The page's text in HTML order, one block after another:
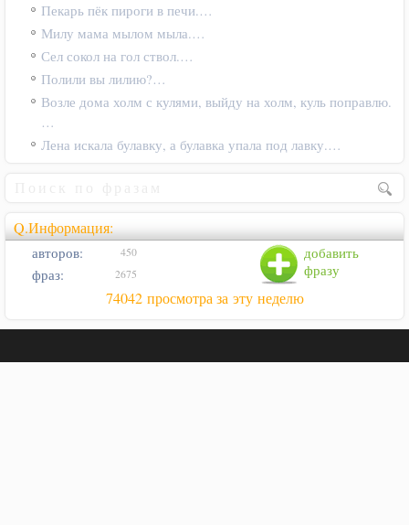
Пекарь пёк пироги в печи.…
Милу мама мылом мыла.…
Сел сокол на гол ствол.…
Полили вы лилию?…
Возле дома холм с кулями, выйду на холм, куль поправлю.
…
Лена искала булавку, а булавка упала под лавку.…
Q.Информация:
добавить
фразу
авторов: 450
фраз: 2675
74042 просмотра за эту неделю